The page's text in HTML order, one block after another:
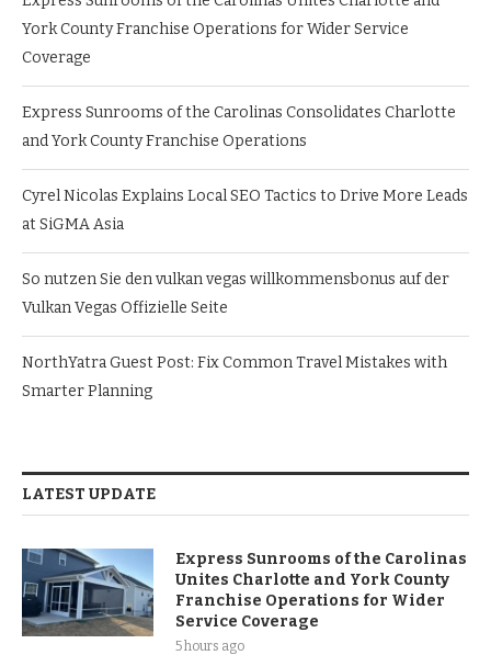
York County Franchise Operations for Wider Service
Coverage
Express Sunrooms of the Carolinas Consolidates Charlotte
and York County Franchise Operations
Cyrel Nicolas Explains Local SEO Tactics to Drive More Leads
at SiGMA Asia
So nutzen Sie den vulkan vegas willkommensbonus auf der
Vulkan Vegas Offizielle Seite
NorthYatra Guest Post: Fix Common Travel Mistakes with
Smarter Planning
LATEST UPDATE
Express Sunrooms of the Carolinas
Unites Charlotte and York County
Franchise Operations for Wider
Service Coverage
5 hours ago